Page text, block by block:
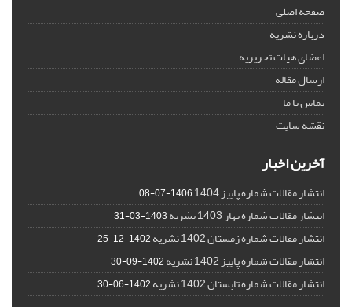
صفحه اصلی
درباره نشریه
اعضای هیات تحریریه
ارسال مقاله
تماس با ما
نقشه سایت
آخرین اخبار
انتشار مقالات شماره پاییز 1404 1406-07-08
انتشار مقالات شماره بهار 1403 نشریه 1403-03-31
انتشار مقالات شماره زمستان 1402 نشریه 1402-12-25
انتشار مقالات شماره پاییز 1402 نشریه 1402-09-30
انتشار مقالات شماره تابستان 1402 نشریه 1402-06-30